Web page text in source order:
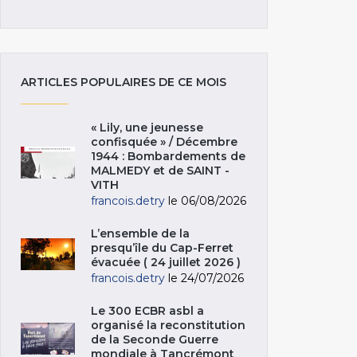
ARTICLES POPULAIRES DE CE MOIS
« Lily, une jeunesse
confisquée » / Décembre
1944 : Bombardements de
MALMEDY et de SAINT -
VITH
francois.detry le 06/08/2026
L’ensemble de la
presqu’île du Cap-Ferret
évacuée ( 24 juillet 2026 )
francois.detry le 24/07/2026
Le 300 ECBR asbl a
organisé la reconstitution
de la Seconde Guerre
mondiale à Tancrémont